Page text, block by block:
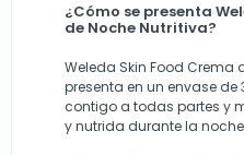
¿Cómo se presenta
de Noche Nutritiva?
Weleda Skin Food Crema
presenta en un envase
contigo a todas partes y
y nutrida durante la